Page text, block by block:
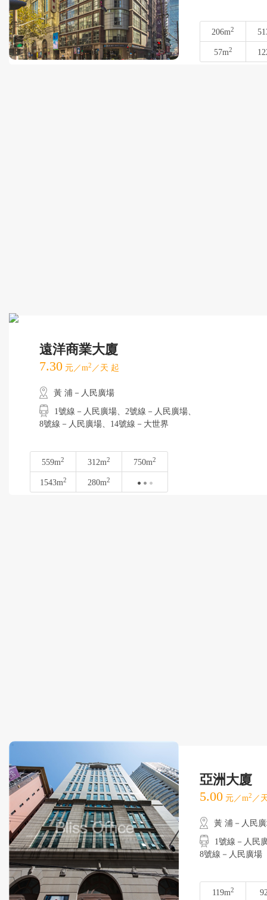
206m2
57m2
遠洋商業大廈
7.30 元／m2 ／天 起
黃 浦－人民廣場
1號線－人民廣場、2號線－人民廣場、
8號線－人民廣場、14號線－大世界
559m2 312m2 750m2
1543m2 280m2
亞洲大廈
5.00 元／m2 ／
黃 浦－人民
1號線－人民廣
8號線－人民廣場
119m2